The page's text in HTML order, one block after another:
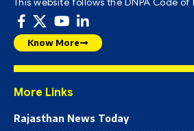
Know More
More Links
Rajasthan News Today